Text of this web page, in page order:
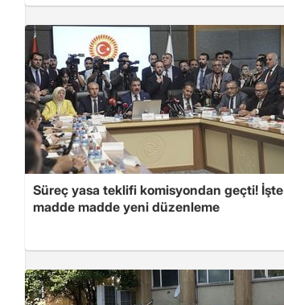
Süreç yasa teklifi komisyondan geçti! İşte
madde madde yeni düzenleme